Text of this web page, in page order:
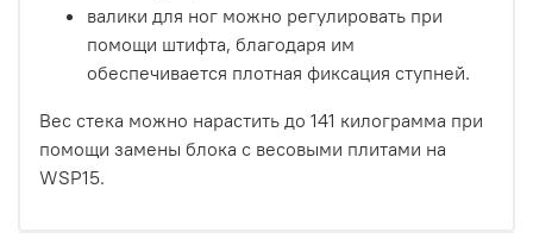
валики для ног можно регулировать при
помощи штифта, благодаря им
обеспечивается плотная фиксация ступней.
Вес стека можно нарастить до 141 килограмма при
помощи замены блока с весовыми плитами на
WSP15.